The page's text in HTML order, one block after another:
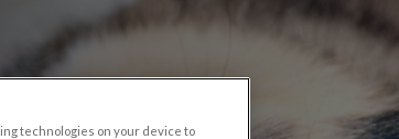
technologies on your device to